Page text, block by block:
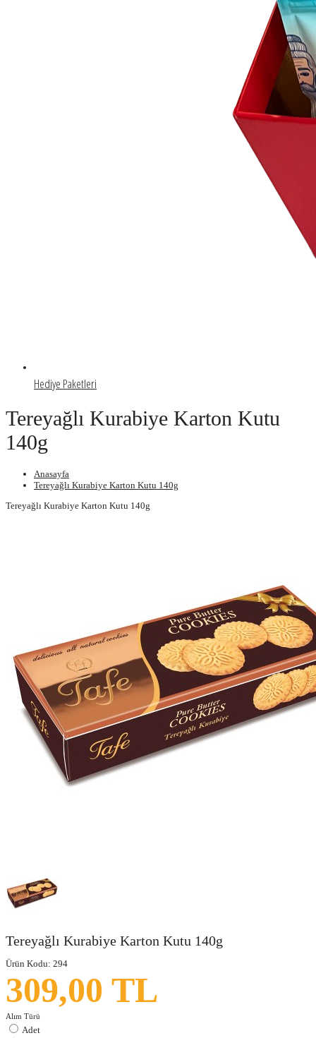
Hediye Paketleri
Tereyağlı Kurabiye Karton Kutu
140g
Anasayfa
Tereyağlı Kurabiye Karton Kutu 140g
Tereyağlı Kurabiye Karton Kutu 140g
Tereyağlı Kurabiye Karton Kutu 140g
Ürün Kodu: 294
309,00 TL
Alım Türü
Adet